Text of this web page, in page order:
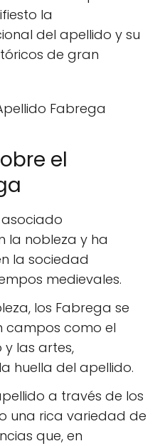
la
del apellido y su
de gran
Fabrega
el
la nobleza y ha
la sociedad
medievales.
los Fabrega se
campos como el
y las artes,
huella del apellido.
a través de los
una rica variedad de
que, en